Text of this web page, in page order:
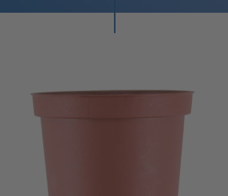
Leistungen
Produkte
TOPFIT
Produkte
Imagevideo
Kontakt